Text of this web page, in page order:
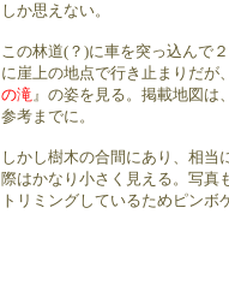
しか思えない。
この林道(？)に車を突っ込んで
に崖上の地点で行き止まりだが
の滝』の姿を見る。掲載地図は
参考までに。
しかし樹木の合間にあり、相当
際はかなり小さく見える。写真
トリミングしているためピンボ